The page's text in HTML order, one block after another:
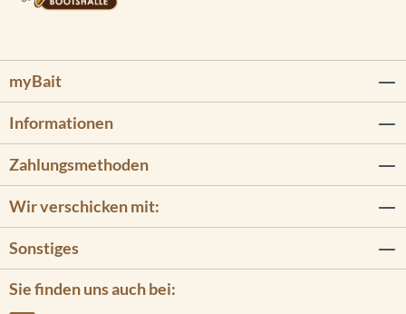
myBait
Informationen
Sie finden uns auch bei:
Zahlungsmethoden
Wir verschicken mit:
Sonstiges